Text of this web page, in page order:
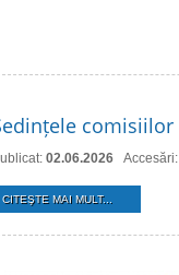
02.06.2026
CITEŞTE MAI MULT...